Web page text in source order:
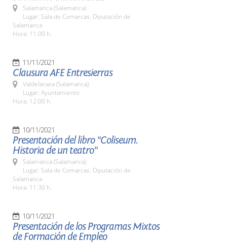
Salamanca (Salamanca)
Lugar: Sala de Comarcas. Diputación de
Salamanca
Hora: 11:00 h.
11/11/2021
Clausura AFE Entresierras
Valdelacasa (Salamanca)
Lugar: Ayuntamiento
Hora: 12:00 h.
10/11/2021
Presentación del libro "Coliseum.
Historia de un teatro"
Salamanca (Salamanca)
Lugar: Sala de Comarcas. Diputación de
Salamanca
Hora: 11:30 h.
10/11/2021
Presentación de los Programas Mixtos
de Formación de Empleo